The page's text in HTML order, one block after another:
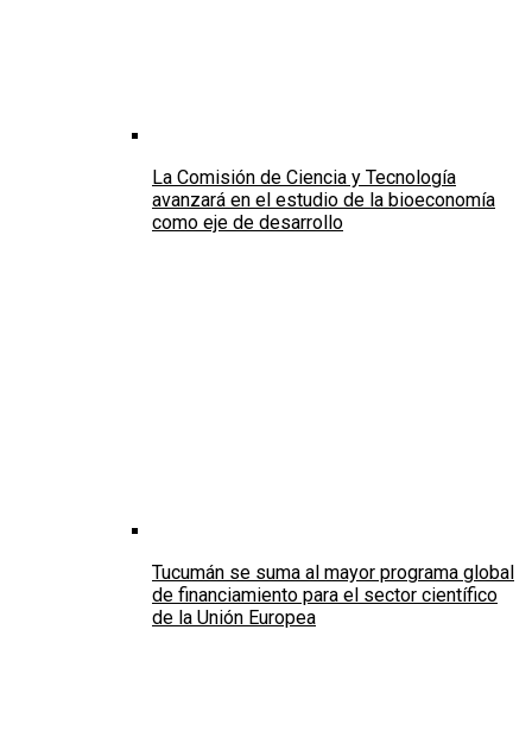
La Comisión de Ciencia y Tecnología
avanzará en el estudio de la bioeconomía
como eje de desarrollo
Tucumán se suma al mayor programa global
de financiamiento para el sector científico
de la Unión Europea